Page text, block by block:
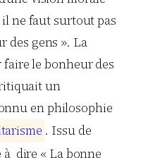
ne faut surtout pas
des gens ». La
le bonheur des
un
en philosophie
tarisme . Issu de
à dire « La bonne